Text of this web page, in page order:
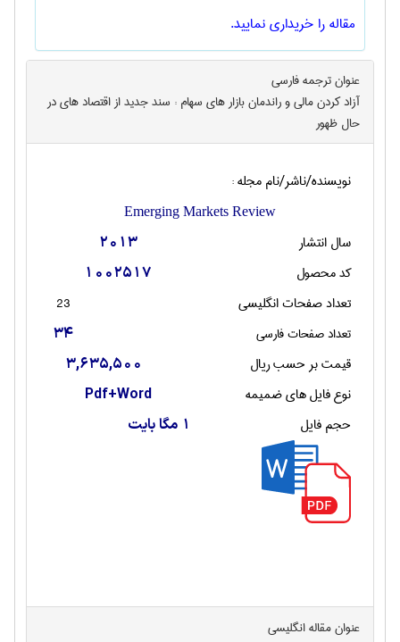
مقاله را خریداری نمایید.
عنوان ترجمه فارسی
آزاد کردن مالی و راندمان بازار های سهام : سند جدید از اقتصاد های در
حال ظهور
نویسنده/ناشر/نام مجله :
Emerging Markets Review
سال انتشار 2013
کد محصول 1002517
تعداد صفحات انگليسی
23
تعداد صفحات فارسی
34
قیمت بر حسب ریال 3,635,500
نوع فایل های ضمیمه Pdf+Word
حجم فایل 1 مگا بایت
عنوان مقاله انگليسی